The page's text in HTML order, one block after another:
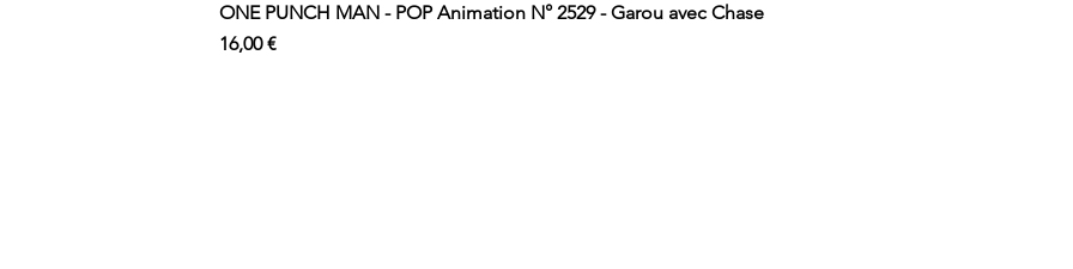
ONE PUNCH MAN - POP Animation N° 2529 - Garou avec Chase
Prix
16,00 €